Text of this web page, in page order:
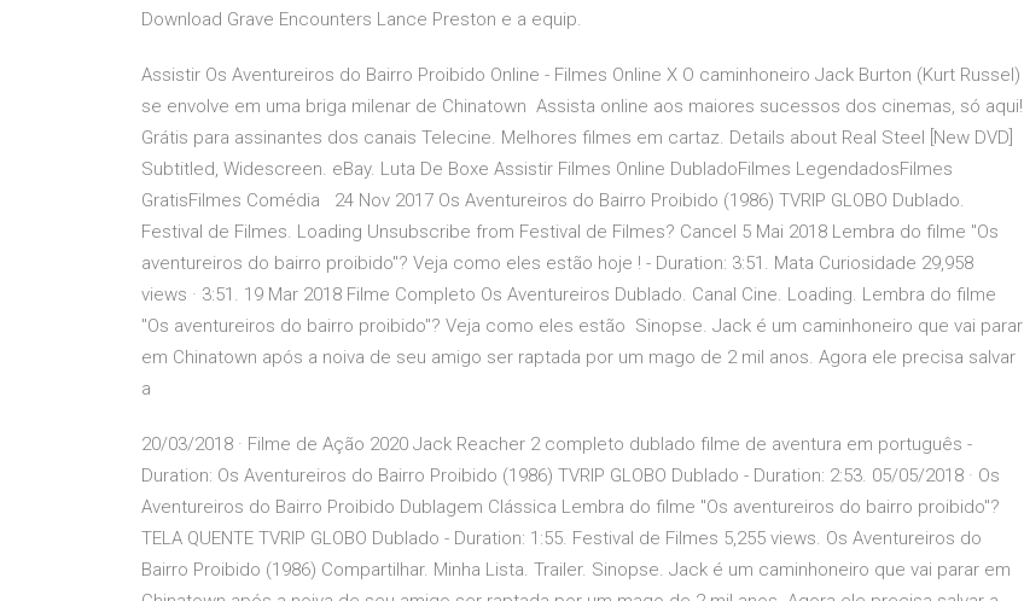
Download Grave Encounters Lance Preston e a equip.
Assistir Os Aventureiros do Bairro Proibido Online - Filmes Online X O caminhoneiro Jack Burton (Kurt Russel)
se envolve em uma briga milenar de Chinatown Assista online aos maiores sucessos dos cinemas, só aqui!
Grátis para assinantes dos canais Telecine. Melhores filmes em cartaz. Details about Real Steel [New DVD]
Subtitled, Widescreen. eBay. Luta De Boxe Assistir Filmes Online DubladoFilmes LegendadosFilmes
GratisFilmes Comédia 24 Nov 2017 Os Aventureiros do Bairro Proibido (1986) TVRIP GLOBO Dublado.
Festival de Filmes. Loading Unsubscribe from Festival de Filmes? Cancel 5 Mai 2018 Lembra do filme "Os
aventureiros do bairro proibido"? Veja como eles estão hoje ! - Duration: 3:51. Mata Curiosidade 29,958
views · 3:51. 19 Mar 2018 Filme Completo Os Aventureiros Dublado. Canal Cine. Loading. Lembra do filme
"Os aventureiros do bairro proibido"? Veja como eles estão Sinopse. Jack é um caminhoneiro que vai parar
em Chinatown após a noiva de seu amigo ser raptada por um mago de 2 mil anos. Agora ele precisa salvar
a
20/03/2018 · Filme de Ação 2020 Jack Reacher 2 completo dublado filme de aventura em português -
Duration: Os Aventureiros do Bairro Proibido (1986) TVRIP GLOBO Dublado - Duration: 2:53. 05/05/2018 · Os
Aventureiros do Bairro Proibido Dublagem Clássica Lembra do filme "Os aventureiros do bairro proibido"?
TELA QUENTE TVRIP GLOBO Dublado - Duration: 1:55. Festival de Filmes 5,255 views. Os Aventureiros do
Bairro Proibido (1986) Compartilhar. Minha Lista. Trailer. Sinopse. Jack é um caminhoneiro que vai parar em